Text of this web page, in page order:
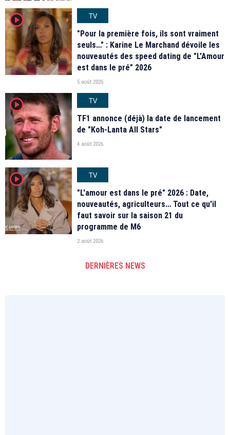
player2
TV
"Pour la première fois, ils sont vraiment
seuls…" : Karine Le Marchand dévoile les
nouveautés des speed dating de "L'Amour
est dans le pré" 2026
5 août 2026
player2
TV
TF1 annonce (déjà) la date de lancement
de "Koh-Lanta All Stars"
4 août 2026
player2
TV
"L'amour est dans le pré" 2026 : Date,
nouveautés, agriculteurs… Tout ce qu'il
faut savoir sur la saison 21 du
programme de M6
2 août 2026
DERNIÈRES NEWS